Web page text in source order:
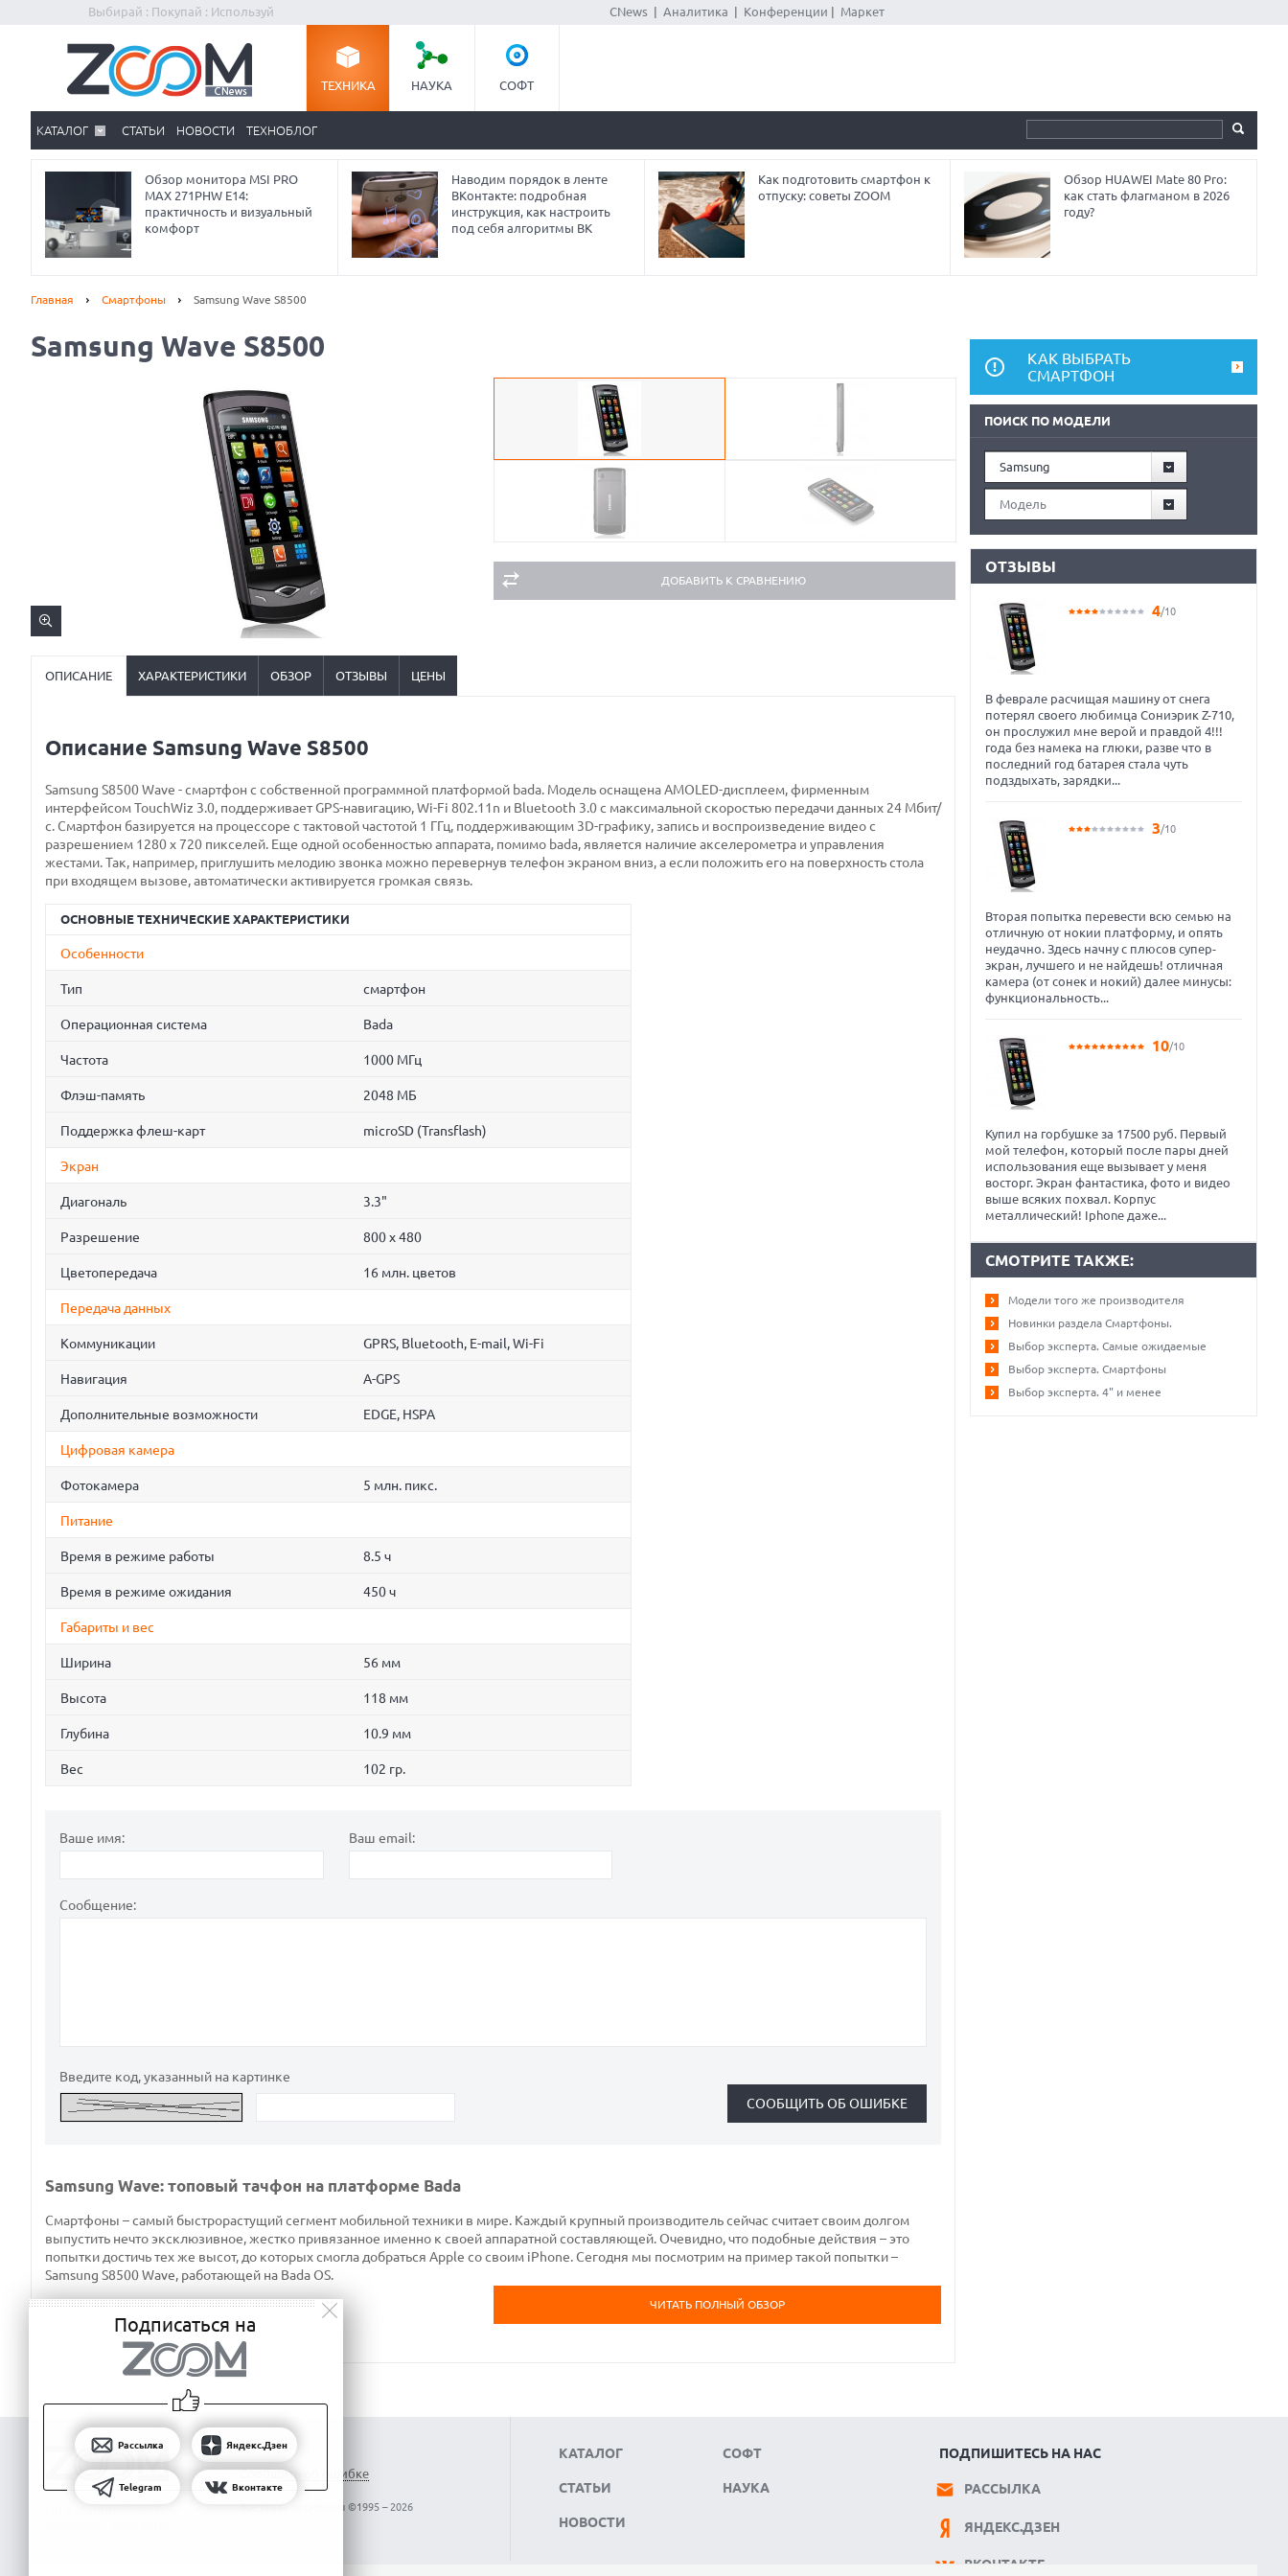
Выбирай : Покупай : Используй CNews| Аналитика Конференции Маркет
ТЕХНИКА НАУКА СОФТ
КАТАЛОГ СТАТЬИ НОВОСТИ ТЕХНОБЛОГ
Обзор монитора MSI PRO
MAX 271PHW E14:
практичность и визуальный
комфорт
Наводим порядок в ленте
ВКонтакте: подробная
инструкция, как настроить
под себя алгоритмы ВК
Как подготовить смартфон к
отпуску: советы ZOOM
Обзор HUAWEI Mate 80 Pro:
как стать флагманом в 2026
году?
Главная Смартфоны Samsung Wave S8500
Samsung Wave S8500
ДОБАВИТЬ К СРАВНЕНИЮ
ОПИСАНИЕ ХАРАКТЕРИСТИКИ ОБЗОР ОТЗЫВЫ ЦЕНЫ
Описание Samsung Wave S8500
Samsung S8500 Wave - смартфон с собственной программной платформой bada. Модель оснащена AMOLED-дисплеем, фирменным
интерфейсом TouchWiz 3.0, поддерживает GPS-навигацию, Wi-Fi 802.11n и Bluetooth 3.0 с максимальной скоростью передачи данных 24 Мбит/
с. Смартфон базируется на процессоре с тактовой частотой 1 ГГц, поддерживающим 3D-графику, запись и воспроизведение видео с
разрешением 1280 x 720 пикселей. Еще одной особенностью аппарата, помимо bada, является наличие акселерометра и управления
жестами. Так, например, приглушить мелодию звонка можно перевернув телефон экраном вниз, а если положить его на поверхность стола
при входящем вызове, автоматически активируется громкая связь.
ОСНОВНЫЕ ТЕХНИЧЕСКИЕ ХАРАКТЕРИСТИКИ
Особенности
Тип смартфон
Операционная система Bada
Частота 1000 МГц
Флэш-память 2048 МБ
Поддержка флеш-карт microSD (Transflash)
Экран
Диагональ 3.3"
Разрешение 800 x 480
Цветопередача 16 млн. цветов
Передача данных
Коммуникации GPRS, Bluetooth, E-mail, Wi-Fi
Навигация A-GPS
Дополнительные возможности EDGE, HSPA
Цифровая камера
Фотокамера 5 млн. пикс.
Питание
Время в режиме работы 8.5 ч
Время в режиме ожидания 450 ч
Габариты и вес
Ширина 56 мм
Высота 118 мм
Глубина 10.9 мм
Вес 102 гр.
Ваше имя: Ваш email:
Сообщение:
Введите код, указанный на картинке
Samsung Wave: топовый тачфон на платформе Bada
Смартфоны – самый быстрорастущий сегмент мобильной техники в мире. Каждый крупный производитель сейчас считает своим долгом
выпустить нечто эксклюзивное, жестко привязанное именно к своей аппаратной составляющей. Очевидно, что подобные действия – это
попытки достичь тех же высот, до которых смогла добраться Apple со своим iPhone. Сегодня мы посмотрим на пример такой попытки –
Samsung S8500 Wave, работающей на Bada OS.
ЧИТАТЬ ПОЛНЫЙ ОБЗОР
КАК ВЫБРАТЬ
СМАРТФОН
ПОИСК ПО МОДЕЛИ
Samsung
Модель
ОТЗЫВЫ
4/10
В феврале расчищая машину от снега
потерял своего любимца Сониэрик Z-710,
он прослужил мне верой и правдой 4!!!
года без намека на глюки, разве что в
последний год батарея стала чуть
подздыхать, зарядки...
3/10
Вторая попытка перевести всю семью на
отличную от нокии платформу, и опять
неудачно. Здесь начну с плюсов супер-
экран, лучшего и не найдешь! отличная
камера (от сонек и нокий) далее минусы:
функциональность...
10/10
Купил на горбушке за 17500 руб. Первый
мой телефон, который после пары дней
использования еще вызывает у меня
восторг. Экран фантастика, фото и видео
выше всяких похвал. Корпус
металлический! Iphone даже...
СМОТРИТЕ ТАКЖЕ:
Модели того же производителя
Новинки раздела Смартфоны.
Выбор эксперта. Самые ожидаемые
Выбор эксперта. Смартфоны
Выбор эксперта. 4" и менее
Сообщить об ошибке
Все права защищены ©1995 – 2026
КАТАЛОГ
СТАТЬИ
НОВОСТИ
СОФТ
НАУКА
ПОДПИШИТЕСЬ НА НАС
РАССЫЛКА
ЯНДЕКС.ДЗЕН
ВКОНТАКТЕ
Подписаться на
Рассылка Яндекс.Дзен
Telegram Вконтакте